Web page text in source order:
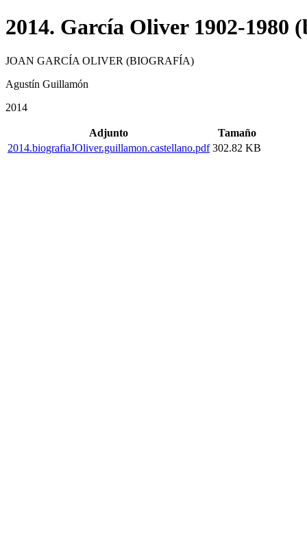
2014. García Oliver 1902-1980
JOAN GARCÍA OLIVER (BIOGRAFÍA)
Agustín Guillamón
2014
Adjunto
Tamaño
2014.biografiaJOliver.guillamon.castellano.pdf 302.82 KB